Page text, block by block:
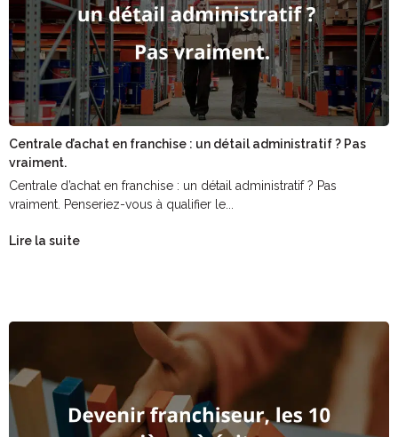
Centrale d’achat en franchise : un détail administratif ? Pas
vraiment.
Centrale d’achat en franchise : un détail administratif ? Pas
vraiment. Penseriez-vous à qualifier le...
Lire la suite